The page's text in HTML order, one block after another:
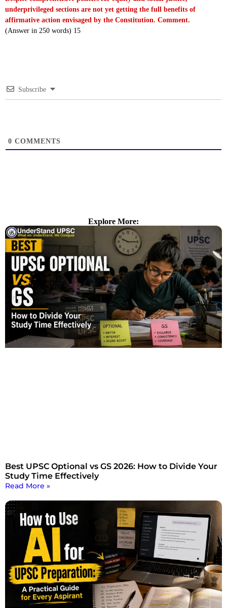
underprivileged sections are not yet getting the full benefits of
affirmative action envisaged by the Constitution. Comment.
(Answer in 250 words) 15
Subscribe
0 COMMENTS
Explore More:
Best UPSC Optional vs GS 2026: How to Divide Your
Study Time Effectively
Read More »